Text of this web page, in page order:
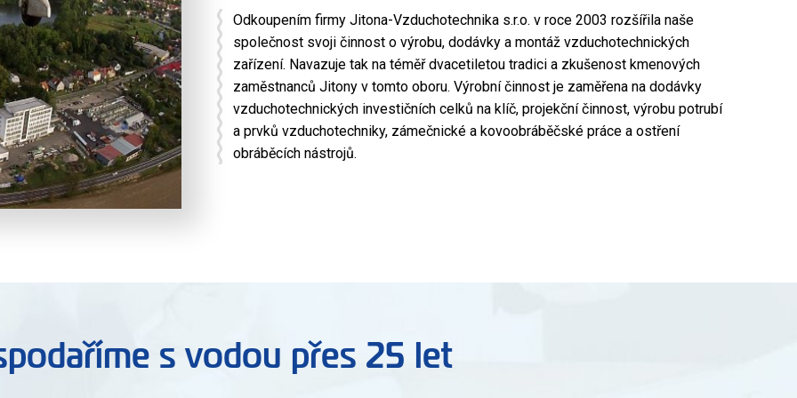
Odkoupením firmy Jitona-Vzduchotechnika s.r.o. v roce 2003 rozšířila naše
společnost svoji činnost o výrobu, dodávky a montáž vzduchotechnických
zařízení. Navazuje tak na téměř dvacetiletou tradici a zkušenost kmenových
zaměstnanců Jitony v tomto oboru. Výrobní činnost je zaměřena na dodávky
vzduchotechnických investičních celků na klíč, projekční činnost, výrobu potrubí
a prvků vzduchotechniky, zámečnické a kovoobráběčské práce a ostření
obráběcích nástrojů.
s vodou přes 25 let